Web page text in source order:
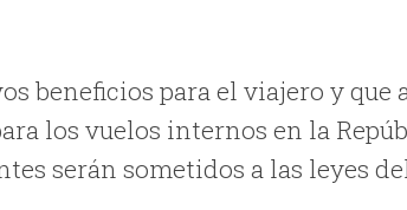
beneficios para el viajero y que
los vuelos internos en la
serán sometidos a las leyes